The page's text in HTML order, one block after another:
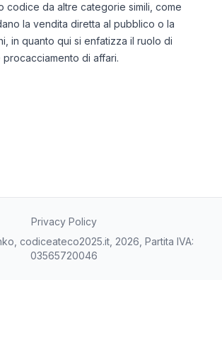
codice da altre categorie simili, come
la vendita diretta al pubblico o la
in quanto qui si enfatizza il ruolo di
di affari.
Privacy Policy
codiceateco2025.it, 2026, Partita IVA:
03565720046